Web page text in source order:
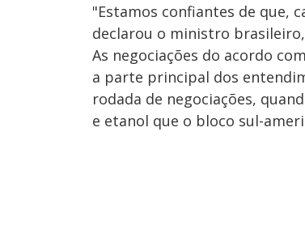
"Estamos confiantes de que,
declarou o ministro
As negociações do acordo
a parte principal dos
rodada de negociações,
e etanol que o bloco sul-